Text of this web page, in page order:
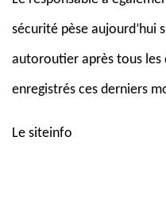
sécurité pèse aujourd’hui
autoroutier après tous les
enregistrés ces derniers
Le siteinfo